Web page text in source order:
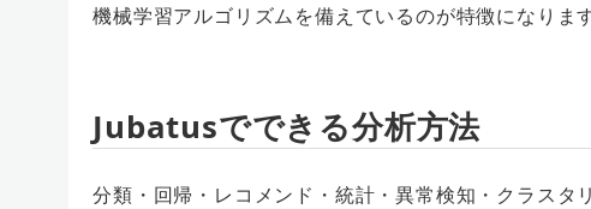
機械学習アルゴリズムを備えているのが特徴になります
Jubatusでできる分析方法
分類・回帰・レコメンド・統計・異常検知・クラスタ